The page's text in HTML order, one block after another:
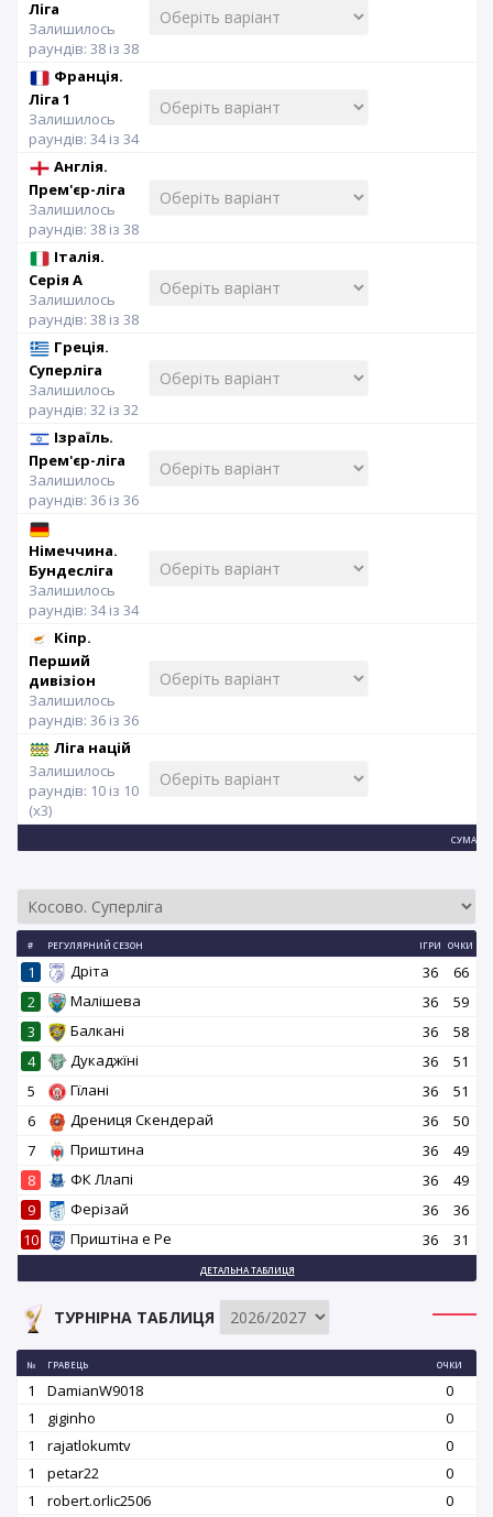
Ліга
Залишилось
раундів: 38 із 38
Франція.
Ліга 1
Залишилось
раундів: 34 із 34
Англія.
Прем'єр-ліга
Залишилось
раундів: 38 із 38
Італія.
Серія A
Залишилось
раундів: 38 із 38
Греція.
Суперліга
Залишилось
раундів: 32 із 32
Ізраїль.
Прем'єр-ліга
Залишилось
раундів: 36 із 36
Німеччина.
Бундесліга
Залишилось
раундів: 34 із 34
Кіпр.
Перший
дивізіон
Залишилось
раундів: 36 із 36
Ліга націй
Залишилось
раундів: 10 із 10
(x3)
СУМА:
# РЕГУЛЯРНИЙ СЕЗОН ІГРИ ОЧКИ
1 Дріта 36
66
2
Малішева 36
59
3
Балкані 36
58
4
Дукаджїні 36
51
5
Гїлані 36
51
6
Дрениця Скендерай 36
50
7
Приштина 36
49
8
ФК Ллапі 36
49
9
Ферізай 36
36
10
Приштіна е Ре 36 31
ДЕТАЛЬНА ТАБЛИЦЯ
ТУРНІРНА ТАБЛИЦЯ
№ ГРАВЕЦЬ ОЧКИ
1 DamianW9018
0
1
giginho
0
1
rajatlokumtv
0
1
petar22
0
1
robert.orlic2506
0